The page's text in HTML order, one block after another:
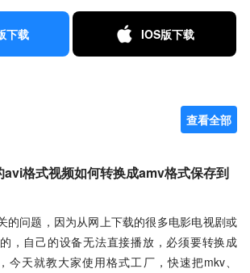
下载 IOS版下载
查看全部
avi格式视频如何转换成amv格式保存到
的问题，因为从网上下载的很多电影电视剧或
，自己的设备无法直接播放，必须要转换成
今天就教大家使用格式工厂，快速把mkv、